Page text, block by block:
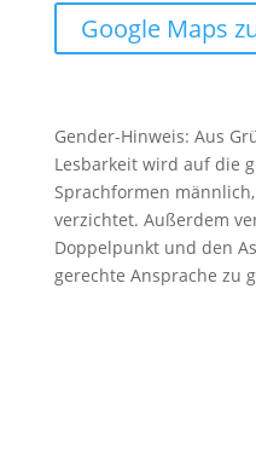
Google Maps
Gender-Hinweis: Aus
Lesbarkeit wird auf die
Sprachformen
verzichtet. Außerdem
Doppelpunkt und den
gerechte Ansprache zu